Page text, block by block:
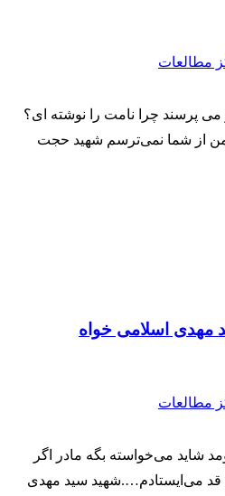
مطالعات
می پرسند چرا نامت را نوشته ای؟
من از شما نمی‌ترسم شهید حجت
مهدی اسلامی خواه
مطالعات
شاید می‌خواسته بگه مادر اگر
قد می‌ایستادم….شهید سید مهدی